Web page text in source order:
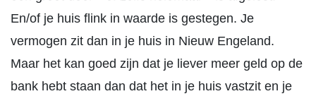
En/of je huis flink in waarde is gestegen. Je
vermogen zit dan in je huis in Nieuw Engeland.
Maar het kan goed zijn dat je liever meer geld op de
bank hebt staan dan dat het in je huis vastzit en je